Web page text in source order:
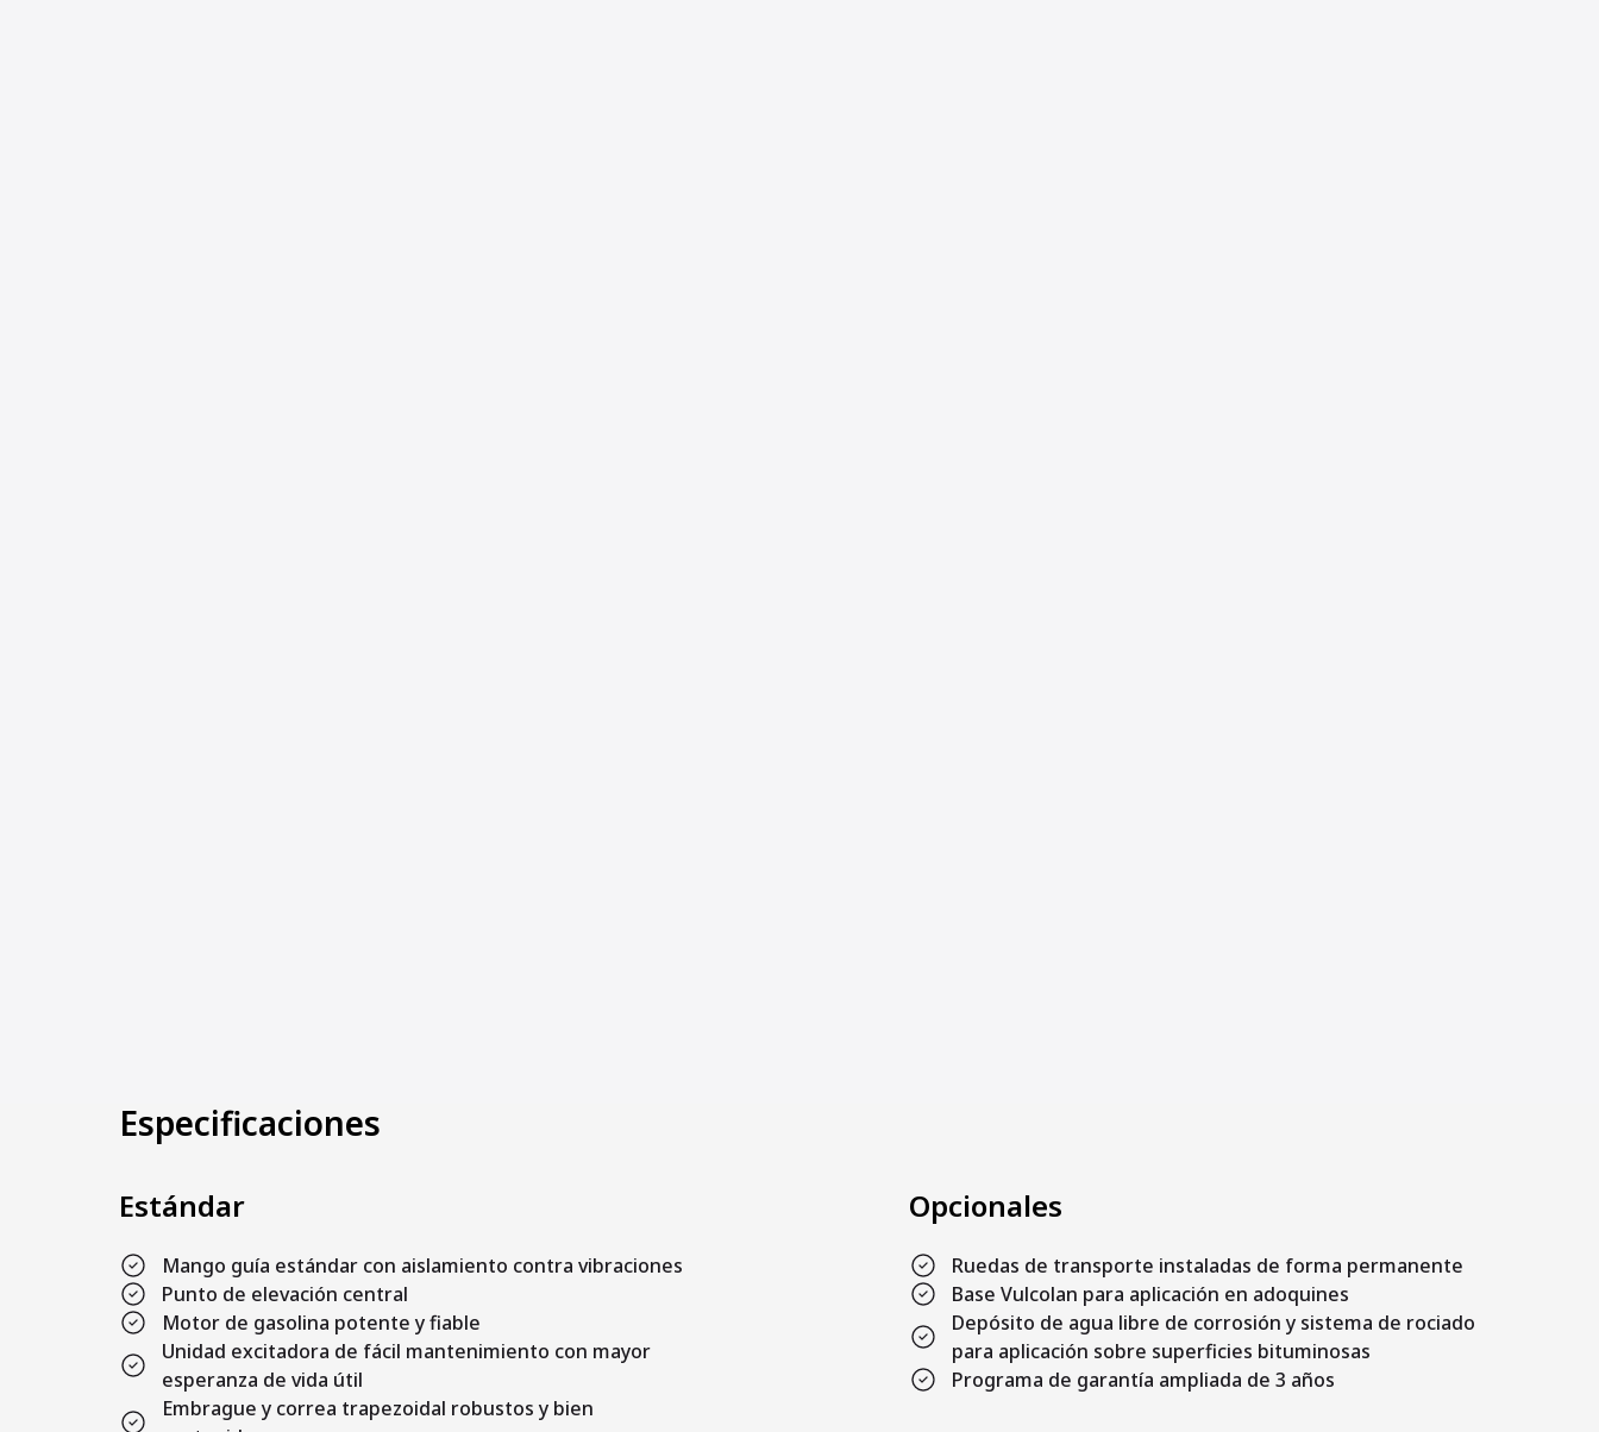
Especificaciones
Estándar
Mango guía estándar con aislamiento contra vibraciones
Punto de elevación central
Motor de gasolina potente y fiable
Unidad excitadora de fácil mantenimiento con mayor
esperanza de vida útil
Embrague y correa trapezoidal robustos y bien
Opcionales
Ruedas de transporte instaladas de forma permanente
Base Vulcolan para aplicación en adoquines
Depósito de agua libre de corrosión y sistema de rociado
para aplicación sobre superficies bituminosas
Programa de garantía ampliada de 3 años